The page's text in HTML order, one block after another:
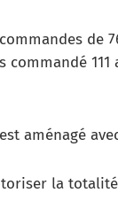
de
aménagé
la